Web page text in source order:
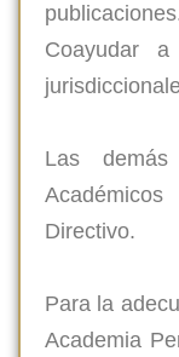
Coayudar
Las
Directivo.
Para la
Academia